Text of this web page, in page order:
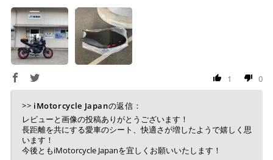
作業後、仕上がりを確認し発送させていただきますの
で、その後の張り直しについてはお受けできかねます。
コンビニ決済(事前決済)
上記コンビニでお支払い頂けます。
入金確認が取れ次第、商品を手配させて頂きます。
店内端末にて操作後、レジにてお支払いください。
※ 支払期限はご注文日より7日以内とさせて頂いてお
1 0
>> iMotorcycle Japanの返信：
レビューと画像の投稿ありがとうございます！
長距離を共にする愛車のシート、快適さが増したようで嬉しく思
います！
今後ともiMotorcycle Japanを宜しくお願いいたします！